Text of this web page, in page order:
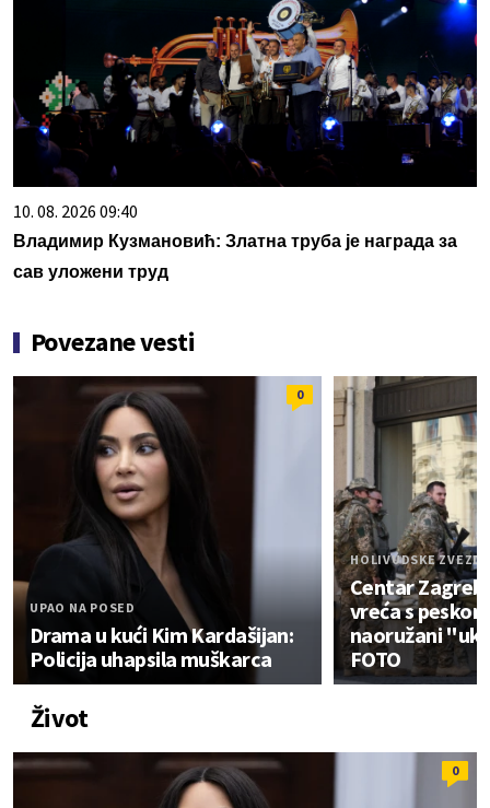
10. 08. 2026 09:40
Владимир Кузмановић: Златна труба је награда за
сав уложени труд
Povezane vesti
0
UPAO NA POSED
Drama u kući Kim Kardašijan:
Policija uhapsila muškarca
HOLIVUDSKE
Centar
vreća s
naoružani
FOTO
Život
0